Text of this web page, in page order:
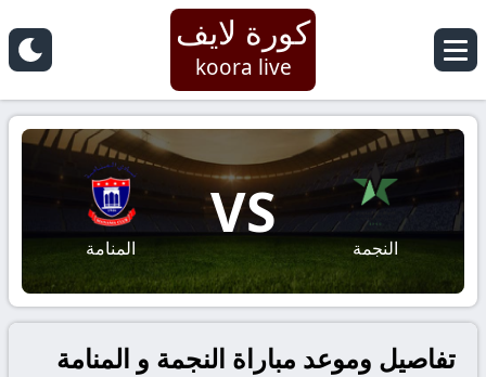
كورة لايف
koora live
النجمة
VS
المنامة
تفاصيل وموعد مباراة النجمة و المنامة